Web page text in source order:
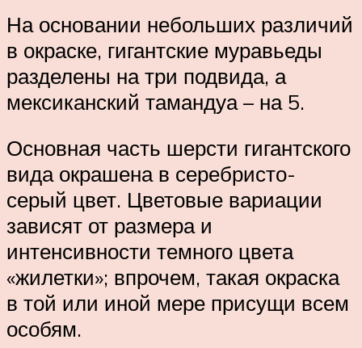
На основании небольших различий
в окраске, гигантские муравьеды
разделены на три подвида, а
мексиканский тамандуа – на 5.
Основная часть шерсти гигантского
вида окрашена в серебристо-
серый цвет. Цветовые вариации
зависят от размера и
интенсивности темного цвета
«жилетки»; впрочем, такая окраска
в той или иной мере присущи всем
особям.